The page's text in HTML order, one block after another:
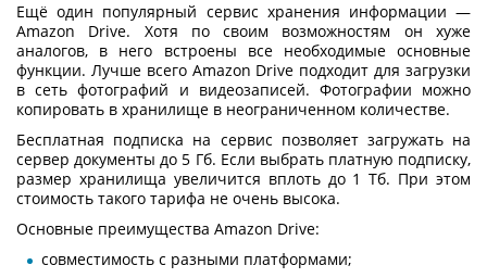
Ещё один популярный сервис хранения информации —
Amazon Drive. Хотя по своим возможностям он хуже
аналогов, в него встроены все необходимые основные
функции. Лучше всего Amazon Drive подходит для загрузки
в сеть фотографий и видеозаписей. Фотографии можно
копировать в хранилище в неограниченном количестве.
Бесплатная подписка на сервис позволяет загружать на
сервер документы до 5 Гб. Если выбрать платную подписку,
размер хранилища увеличится вплоть до 1 Тб. При этом
стоимость такого тарифа не очень высока.
Основные преимущества Amazon Drive:
совместимость с разными платформами;